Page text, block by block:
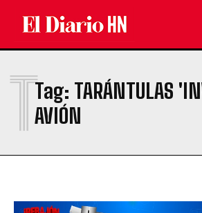
Tag: TARÁNTULAS
AVIÓN
T